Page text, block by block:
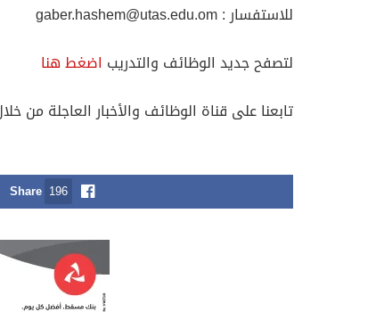
للاستفسار :gaber.hashem@utas.edu.om
لتصفح جديد الوظائف والتدريب اضغط هنا
تابعنا على قناة الوظائف والأخبار العاجلة من
Share 196